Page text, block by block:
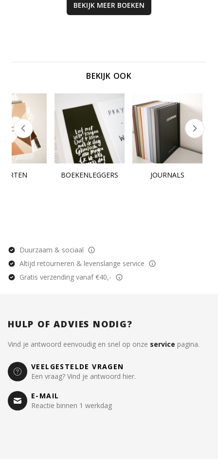
BEKIJK MEER BOEKEN
BEKIJK OOK
BOEKENLEGGERS JOURNALS
Duurzaam & sociaal
Altijd retourneren & levenslange service
Gratis verzending vanaf €40,-
HULP OF ADVIES NODIG?
Vind je antwoord eenvoudig en snel op onze service pagina.
VEELGESTELDE VRAGEN
Een vraag? Vind je antwoord hier.
E-MAIL
Reactie binnen 1 werkdag